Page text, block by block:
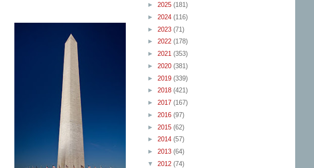
► 2025 (181)
► 2024 (116)
► 2023 (71)
► 2022 (178)
► 2021 (353)
► 2020 (381)
► 2019 (339)
► 2018 (421)
► 2017 (167)
► 2016 (97)
► 2015 (62)
► 2014 (57)
► 2013 (64)
▼ 2012 (74)